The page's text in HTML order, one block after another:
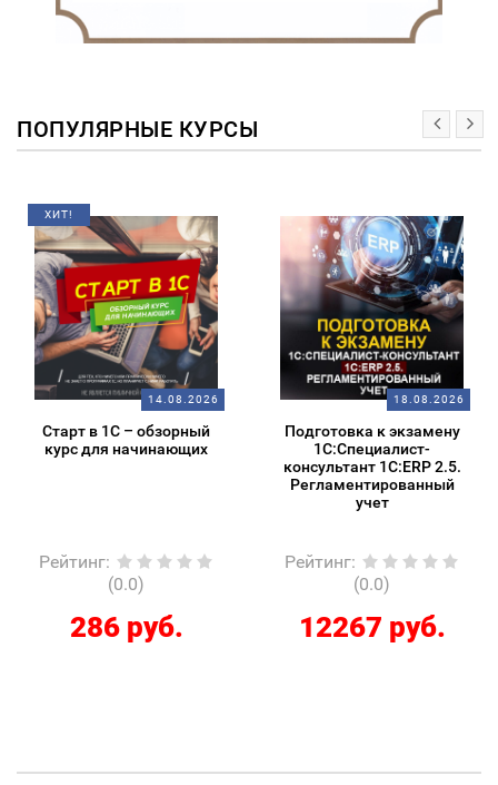
ПОПУЛЯРНЫЕ КУРСЫ
ХИТ!
14.08.2026
Старт в 1С – обзорный
курс для начинающих
Рейтинг:
(0.0)
286 руб.
18.08.2026
Подготовка к экзамену
1С:Специалист-
консультант 1С:ERP 2.5.
Регламентированный
учет
Рейтинг:
(0.0)
12267 руб.